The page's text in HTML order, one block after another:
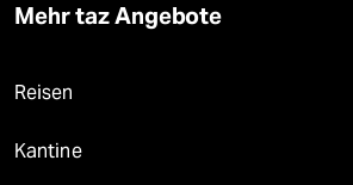
Mehr taz Angebote
Reisen
Kantine